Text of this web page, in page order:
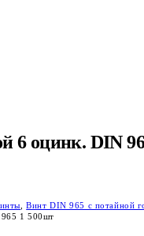
6 оцинк. DIN
,Винт DIN 965 с потайной
965 1 500шт